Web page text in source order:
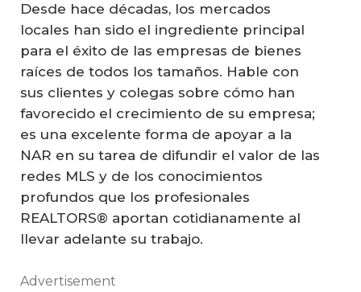
Desde hace décadas, los mercados
locales han sido el ingrediente principal
para el éxito de las empresas de bienes
raíces de todos los tamaños. Hable con
sus clientes y colegas sobre cómo han
favorecido el crecimiento de su empresa;
es una excelente forma de apoyar a la
NAR en su tarea de difundir el valor de las
redes MLS y de los conocimientos
profundos que los profesionales
REALTORS® aportan cotidianamente al
llevar adelante su trabajo.
Advertisement